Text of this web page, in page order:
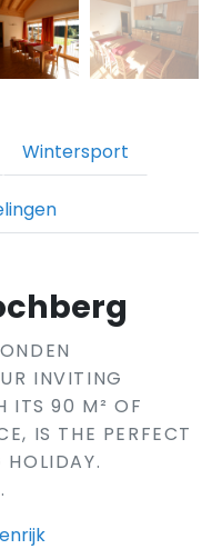
Wintersport
INVITING
ITS 90 M² OF
IS THE PERFECT
HOLIDAY.